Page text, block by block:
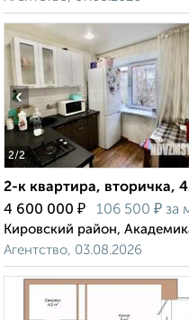
2/2
‹
2-к квартира, вторичка,
4 600 000 ₽ 106 500 ₽ за
Кировский район,
Агентство, 03.08.2026